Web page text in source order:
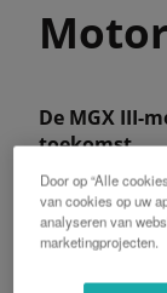
Motor
De MGX III-
toekomst
U treft de
M115GX III.
strenge
Door op “Alle
van cookies op uw
analyseren van
marketingprojecten.